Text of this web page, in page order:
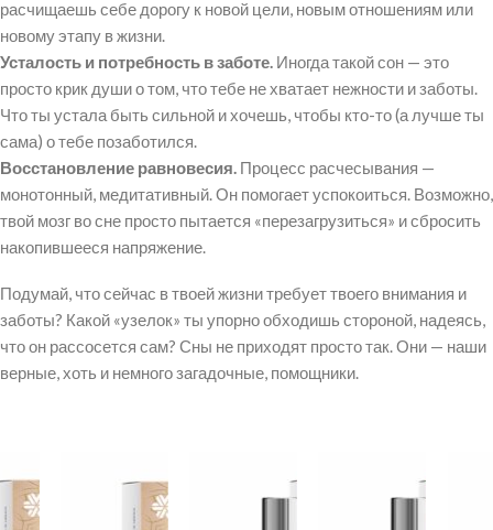
расчищаешь себе дорогу к новой цели, новым отношениям или
новому этапу в жизни.
Усталость и потребность в заботе. Иногда такой сон — это
просто крик души о том, что тебе не хватает нежности и заботы.
Что ты устала быть сильной и хочешь, чтобы кто-то (а лучше ты
сама) о тебе позаботился.
Восстановление равновесия. Процесс расчесывания —
монотонный, медитативный. Он помогает успокоиться. Возможно,
твой мозг во сне просто пытается «перезагрузиться» и сбросить
накопившееся напряжение.
Подумай, что сейчас в твоей жизни требует твоего внимания и
заботы? Какой «узелок» ты упорно обходишь стороной, надеясь,
что он рассосется сам? Сны не приходят просто так. Они — наши
верные, хоть и немного загадочные, помощники.